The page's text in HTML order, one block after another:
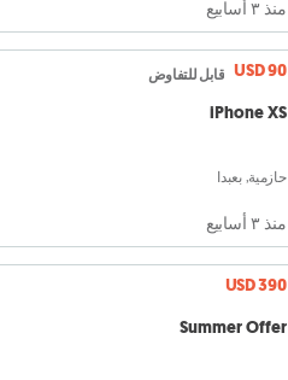
منذ ٣ أسابيع
USD 90 قابل للتفاوض
iPhone XS
حازمية, بعبدا
منذ ٣ أسابيع
USD 390
Summer Offer